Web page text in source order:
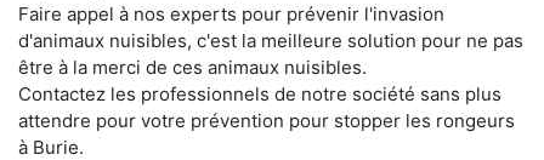
Faire appel à nos experts pour prévenir l'invasion
d'animaux nuisibles, c'est la meilleure solution pour ne pas
être à la merci de ces animaux nuisibles.
Contactez les professionnels de notre société sans plus
attendre pour votre prévention pour stopper les rongeurs
à Burie.